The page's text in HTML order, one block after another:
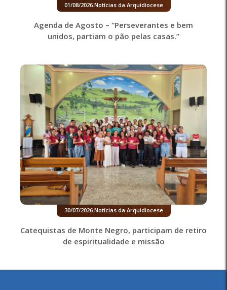
01/08/2026.Notícias da Arquidiocese
Agenda de Agosto – “Perseverantes e bem
unidos, partiam o pão pelas casas.”
30/07/2026.Notícias da Arquidiocese
Catequistas de Monte Negro, participam de retiro
de espiritualidade e missão